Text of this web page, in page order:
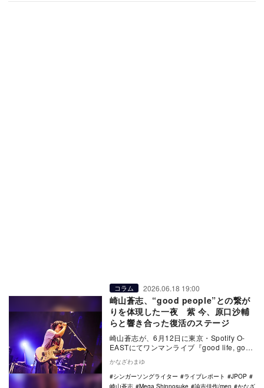
コラム 2026.06.18 19:00
崎山蒼志、“good people”との繋が
りを体現した一夜 紫 今、原口沙輔
らと響き合った復活のステージ
崎山蒼志が、6月12日に東京・Spotify O-
EASTにてワンマンライブ『good life, good
かなざわまゆ
シンガーソングライター
ライブレポート
JPOP
崎山蒼志
Mega Shinnosuke 諭吉佳作/men
かなざ